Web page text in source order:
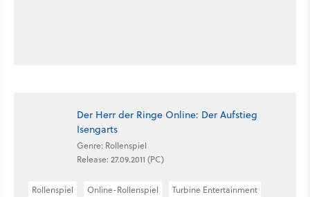
Der Herr der Ringe Online: Der Aufstieg
Isengarts
Genre: Rollenspiel
Release: 27.09.2011 (PC)
Rollenspiel Online-Rollenspiel Turbine Entertainment